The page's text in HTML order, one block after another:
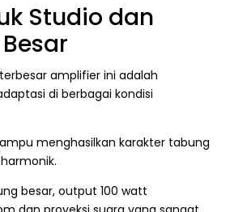
Studio dan
amplifier ini adalah
di berbagai kondisi
menghasilkan karakter tabung
besar, output 100 watt